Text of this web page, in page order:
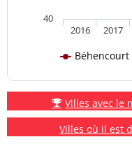
Béhencourt
2016 2017
40
Villes avec le
Villes où il est